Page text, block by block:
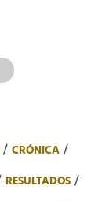
CRÓNICA
RESULTADOS